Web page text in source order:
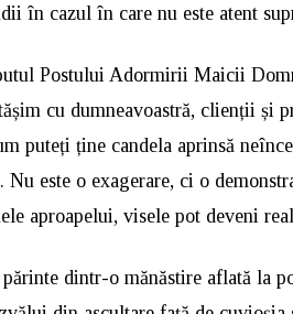
în cazul în care nu este atent
Postului Adormirii Maicii
cu dumneavoastră, clienții și
puteți ține candela aprinsă
este o exagerare, ci o
aproapelui, visele pot deveni
părinte dintr-o mănăstire aflată la